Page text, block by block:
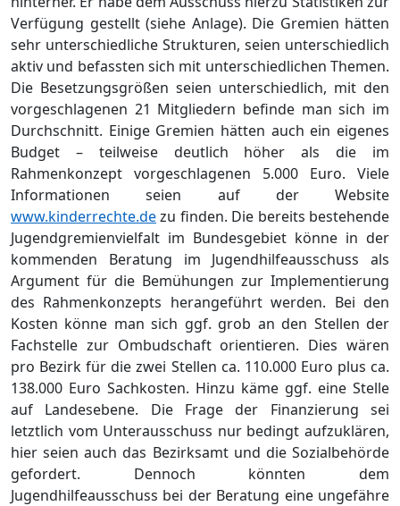
Verfügung gestellt (siehe Anlage). Die Gremien hätten
sehr unterschiedliche Strukturen, seien unterschiedlich
aktiv und befassten sich mit unterschiedlichen Themen.
Die Besetzungsgrößen seien unterschiedlich, mit den
vorgeschlagenen 21 Mitgliedern befinde man sich im
Durchschnitt. Einige Gremien hätten auch ein eigenes
Budget
–teilweise deutlich höher als die im
Rahmenkonzept vorgeschlagenen 5.000 Euro. Viele
Informationen seien aufder Website
www.kinderrechte.dezu finden. Die bereits bestehende
Jugendgremienvielfalt im Bundesgebiet könne in der
kommenden Beratung im Jugendhilfeausschuss als
Argument für die Bemühungen zur Implementierung
des Rahmenkonzepts herangeführt werden. Bei den
Kosten könne man sich ggf. grob an den Stellen der
Fachstelle zur Ombudschaft orientieren. Dies wären
pro Bezirk für die zwei Stellen ca. 110.000Euro plus ca.
138.000 Euro Sachkosten. Hinzu käme ggf. eine Stelle
auf Landesebene. Die Frage der Finanzierung sei
letztlich vom Unterausschuss nur bedingt aufzuklären,
hier seien auch das Bezirksamt und die Sozialbehörde
gefordert. Dennoch könnten dem
Jugendhilfeausschuss bei der Beratung eine ungefähre